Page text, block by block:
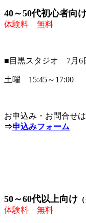
40～50代初心者向
体験料 無料
■目黒スタジオ 7月6
土曜 15:45～17:00
お申込み・お問合せ
⇒申込みフォーム
50～60代以上向け
体験料 無料